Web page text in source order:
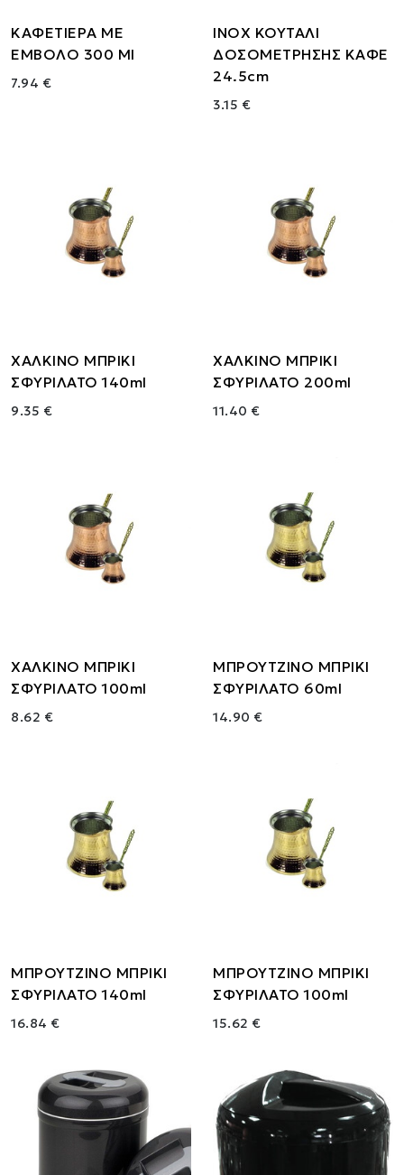
ΚΑΦΕΤΙΕΡΑ ΜΕ
ΕΜΒΟΛΟ 300 Ml
7.94 €
ΙΝΟΧ ΚΟΥΤΑΛΙ
ΔΟΣΟΜΕΤΡΗΣΗΣ ΚΑΦΕ
24.5cm
3.15 €
ΧΑΛΚΙΝΟ ΜΠΡΙΚΙ
ΣΦΥΡΙΛΑΤΟ 140ml
9.35 €
ΧΑΛΚΙΝΟ ΜΠΡΙΚΙ
ΣΦΥΡΙΛΑΤΟ 200ml
11.40 €
ΧΑΛΚΙΝΟ ΜΠΡΙΚΙ
ΣΦΥΡΙΛΑΤΟ 100ml
8.62 €
ΜΠΡΟΥΤΖΙΝΟ ΜΠΡΙΚΙ
ΣΦΥΡΙΛΑΤΟ 60ml
14.90 €
ΜΠΡΟΥΤΖΙΝΟ ΜΠΡΙΚΙ
ΣΦΥΡΙΛΑΤΟ 140ml
16.84 €
ΜΠΡΟΥΤΖΙΝΟ ΜΠΡΙΚΙ
ΣΦΥΡΙΛΑΤΟ 100ml
15.62 €